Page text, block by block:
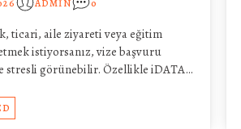
ADMIN 0
ticari, aile ziyareti veya eğitim
istiyorsanız, vize başvuru
stresli görünebilir. Özellikle iDATA…